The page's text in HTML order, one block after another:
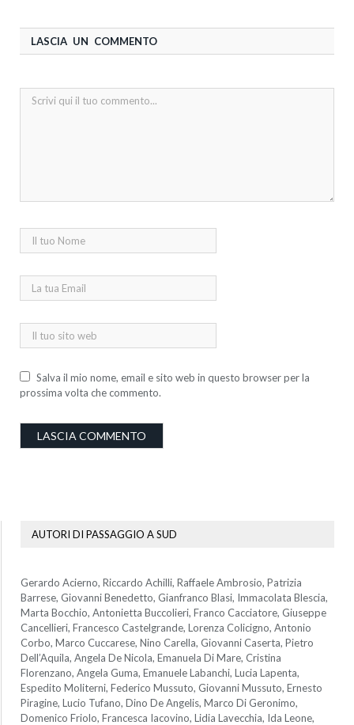
LASCIA UN COMMENTO
Salva il mio nome, email e sito web in questo browser per la
prossima volta che commento.
AUTORI DI PASSAGGIO A SUD
Gerardo Acierno, Riccardo Achilli, Raffaele Ambrosio, Patrizia
Barrese, Giovanni Benedetto, Gianfranco Blasi, Immacolata Blescia,
Marta Bocchio, Antonietta Buccolieri, Franco Cacciatore, Giuseppe
Cancellieri, Francesco Castelgrande, Lorenza Colicigno, Antonio
Corbo, Marco Cuccarese, Nino Carella, Giovanni Caserta, Pietro
Dell’Aquila, Angela De Nicola, Emanuela Di Mare, Cristina
Florenzano, Angela Guma, Emanuele Labanchi, Lucia Lapenta,
Espedito Moliterni, Federico Mussuto, Giovanni Mussuto, Ernesto
Piragine, Lucio Tufano, Dino De Angelis, Marco Di Geronimo,
Domenico Friolo, Francesca Iacovino, Lidia Lavecchia, Ida Leone,